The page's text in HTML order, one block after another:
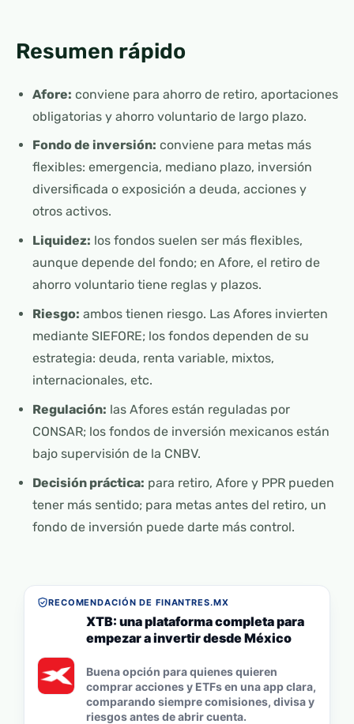
Resumen rápido
Afore: conviene para ahorro de retiro, aportaciones
obligatorias y ahorro voluntario de largo plazo.
Fondo de inversión: conviene para metas más
flexibles: emergencia, mediano plazo, inversión
diversificada o exposición a deuda, acciones y
otros activos.
Liquidez: los fondos suelen ser más flexibles,
aunque depende del fondo; en Afore, el retiro de
ahorro voluntario tiene reglas y plazos.
Riesgo: ambos tienen riesgo. Las Afores invierten
mediante SIEFORE; los fondos dependen de su
estrategia: deuda, renta variable, mixtos,
internacionales, etc.
Regulación: las Afores están reguladas por
CONSAR; los fondos de inversión mexicanos están
bajo supervisión de la CNBV.
Decisión práctica: para retiro, Afore y PPR pueden
tener más sentido; para metas antes del retiro, un
fondo de inversión puede darte más control.
RECOMENDACIÓN DE FINANTRES.MX
XTB: una plataforma completa para
empezar a invertir desde México
Buena opción para quienes quieren
comprar acciones y ETFs en una app clara,
comparando siempre comisiones, divisa y
riesgos antes de abrir cuenta.